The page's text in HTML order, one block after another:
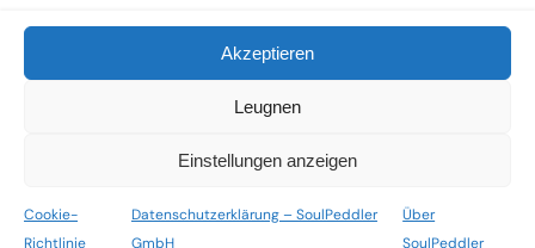
Akzeptieren
Leugnen
Einstellungen anzeigen
Cookie-
Richtlinie
Datenschutzerklärung – SoulPeddler
GmbH
Über
SoulPeddler
Wir setzen uns leidenschaftlich für unabhängige Künstler und
Labels ein und bieten hochwertige, maßgeschneiderte Lösungen
aus über 30 Jahren Erfahrung in der Musikindustrie.
SoulPeddler Mailorder, Records & Vinyl Production – DUBOX –
Nettirock – Nice Guy Records – MOVA Museum of Vinyl Arts
© 2025 SoulPeddler GmbH®